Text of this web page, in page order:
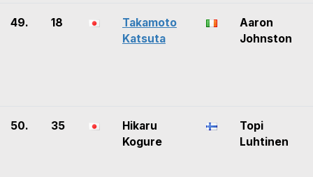
49. 18
Takamoto
Katsuta
Aaron
Johnston
50. 35
Hikaru
Kogure
Topi
Luhtinen